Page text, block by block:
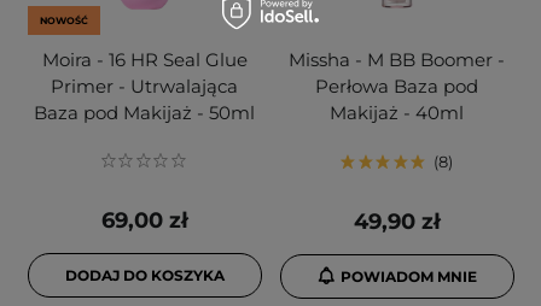
NOWOŚĆ
Moira - 16 HR Seal Glue
Primer - Utrwalająca
Baza pod Makijaż - 50ml
69,00 zł
DODAJ DO KOSZYKA
Missha - M BB Boomer -
Perłowa Baza pod
Makijaż - 40ml
8
49,90 zł
POWIADOM MNIE